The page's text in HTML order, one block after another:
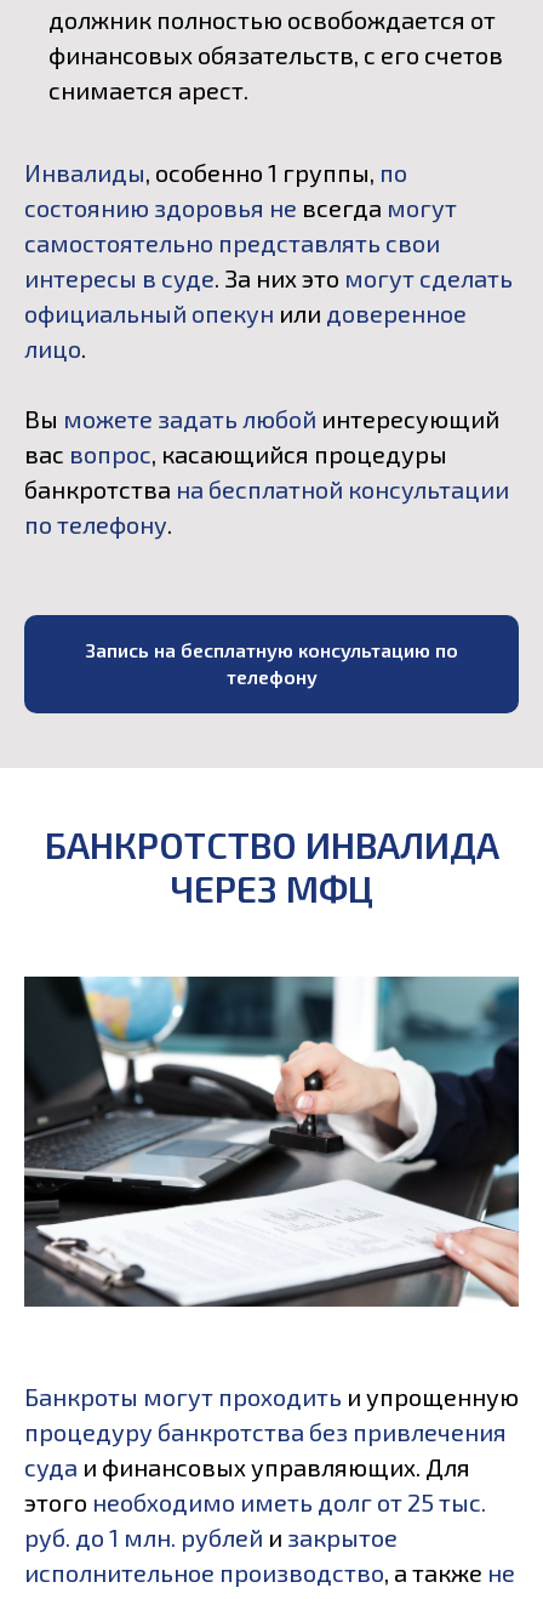
должник полностью освобождается от
финансовых обязательств, с его счетов
снимается арест.
Инвалиды, особенно 1 группы, по
состоянию здоровья не всегда могут
самостоятельно представлять свои
интересы в суде. За них это могут сделать
официальный опекун или доверенное
лицо.
Вы можете задать любой интересующий
вас вопрос, касающийся процедуры
банкротства на бесплатной консультации
по телефону.
Запись на бесплатную консультацию по
телефону
БАНКРОТСТВО ИНВАЛИДА
ЧЕРЕЗ МФЦ
Банкроты могут проходить и упрощенную
процедуру банкротства без привлечения
суда и финансовых управляющих. Для
этого необходимо иметь долг от 25 тыс.
руб. до 1 млн. рублей и закрытое
исполнительное производство, а также не